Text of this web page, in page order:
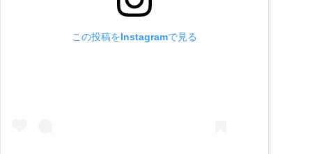
この投稿をInstagramで見る